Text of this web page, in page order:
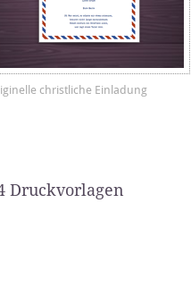
christliche Einladung
Druckvorlagen